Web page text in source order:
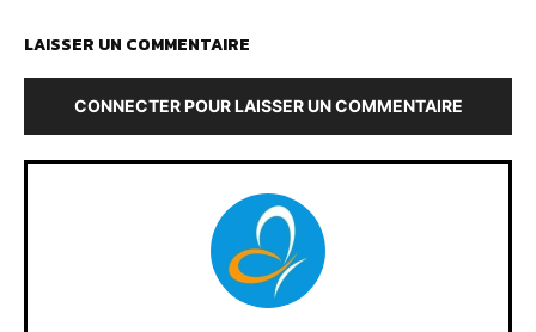
LAISSER UN COMMENTAIRE
CONNECTER POUR LAISSER UN COMMENTAIRE